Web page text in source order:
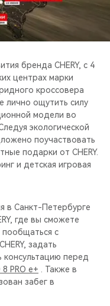
бренда CHERY, с 4
центрах марки
кроссовера
лично ощутить силу
модели во
экологической
поучаствовать
подарки от CHERY.
и детская игровая
в Санкт-Петербурге
где вы сможете
пообщаться с
задать
перед
8 PRO e+ . Также в
забег в